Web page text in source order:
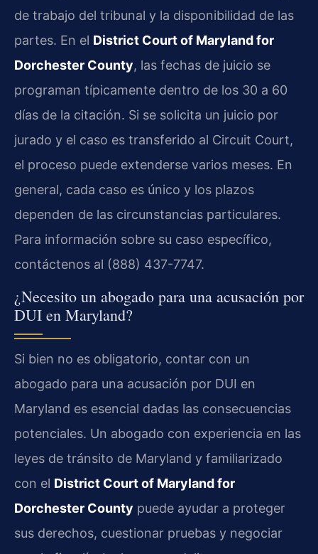
de trabajo del tribunal y la disponibilidad de las
partes. En el District Court of Maryland for
Dorchester County, las fechas de juicio se
programan típicamente dentro de los 30 a 60
días de la citación. Si se solicita un juicio por
jurado y el caso es transferido al Circuit Court,
el proceso puede extenderse varios meses. En
general, cada caso es único y los plazos
dependen de las circunstancias particulares.
Para información sobre su caso específico,
contáctenos al (888) 437-7747.
¿Necesito un abogado para una acusación por
DUI en Maryland?
Si bien no es obligatorio, contar con un
abogado para una acusación por DUI en
Maryland es esencial dadas las consecuencias
potenciales. Un abogado con experiencia en las
leyes de tránsito de Maryland y familiarizado
con el District Court of Maryland for
Dorchester County puede ayudar a proteger
sus derechos, cuestionar pruebas y negociar